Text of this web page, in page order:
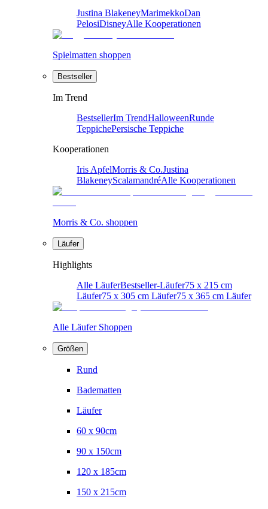
Justina BlakeneyMarimekkoDan
PelosiDisneyAlle Kooperationen
Spielmatten shoppen
Bestseller
Im Trend
BestsellerIm TrendHalloweenRunde
TeppichePersische Teppiche
Kooperationen
Iris ApfelMorris & Co.Justina
BlakeneyScalamandréAlle Kooperationen
Morris & Co. shoppen
Läufer
Highlights
Alle LäuferBestseller-Läufer75 x 215 cm
Läufer75 x 305 cm Läufer75 x 365 cm Läufer
Alle Läufer Shoppen
Größen
Rund
Badematten
Läufer
60 x 90cm
90 x 150cm
120 x 185cm
150 x 215cm